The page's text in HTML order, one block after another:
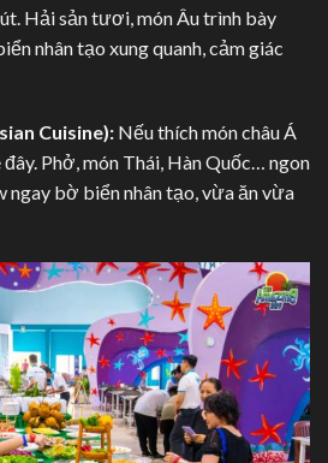
Hải sản tươi, món Âu trình bày
nhân tạo xung quanh, cảm giác
Cuisine): Nếu thích món châu Á
Phở, món Thái, Hàn Quốc… ngon
ngay bờ biển nhân tạo, vừa ăn vừa